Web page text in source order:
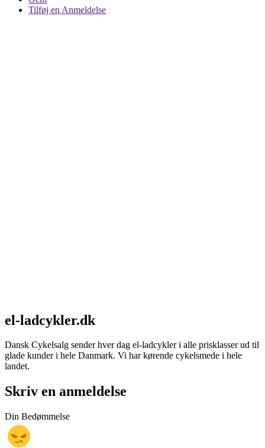
Tilføj en Anmeldelse
el-ladcykler.dk
Dansk Cykelsalg sender hver dag el-ladcykler i alle prisklasser ud til
glade kunder i hele Danmark. Vi har kørende cykelsmede i hele
landet.
Skriv en anmeldelse
Din Bedømmelse